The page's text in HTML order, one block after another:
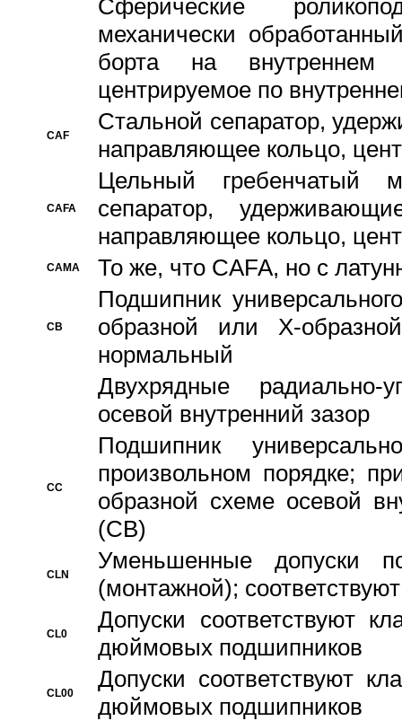
Сферические
механически
борта на внутреннем
центрируемое по
CAF
Стальной сепаратор,
направляющее кольцо,
CAFA
Цельный гребенчатый
сепаратор,
направляющее кольцо,
CAMA То же, что CAFA, но с
CB
Подшипник
образной или Х-
нормальный
Двухрядные радиально-
осевой внутренний зазор
CC
Подшипник
произвольном порядке;
образной схеме осевой
(CB)
CLN
Уменьшенные
(монтажной);
CL0
Допуски соответствуют
дюймовых подшипников
CL00
Допуски соответствуют
дюймовых подшипников